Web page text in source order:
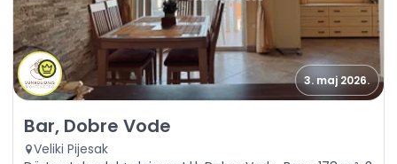
3. maj 2026.
Satılık - Daire Bar, Dobre Vode
Bar, Dobre Vode
Veliki Pijesak